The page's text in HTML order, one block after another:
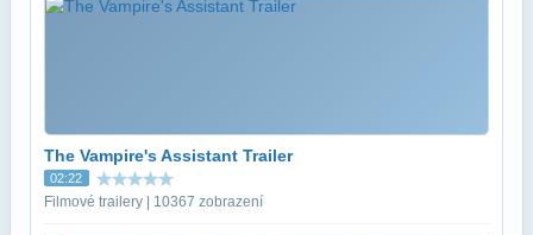
The Vampire's Assistant Trailer
02:22
Filmové trailery | 10367 zobrazení